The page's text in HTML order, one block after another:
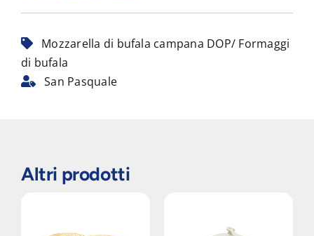
Mozzarella di bufala campana DOP/ Formaggi
di bufala
San Pasquale
Altri prodotti